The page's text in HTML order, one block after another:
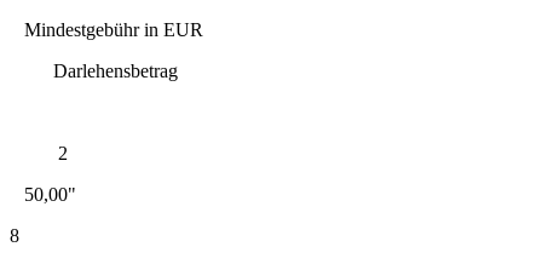
Mindestgebühr in EUR
Darlehensbetrag
2
50,00"
8